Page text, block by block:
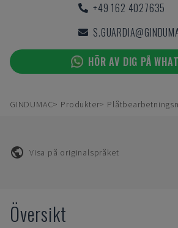
+49 162 4027635
HÖR AV DIG PÅ
GINDUMAC Produkter
Visa på originalspråket
Översikt